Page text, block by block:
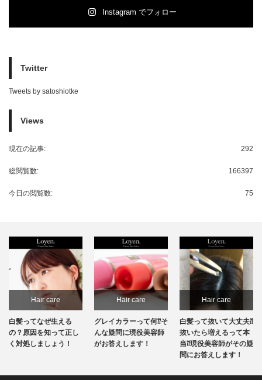
Instagram でフォロー
Twitter
Tweets by satoshiotke
Views
292
現在の記事:
166397
総閲覧数:
75
今日の閲覧数:
Hair care
白髪ってなぜ生える
の？原因を知って正し
く対処しましょう！
Hair care
グレイカラーって何⁇そ
んな疑問に現役美容師
がお答えします！
Hair care
白髪って抜いて大丈夫⁇
抜いたら増えるって本
当⁇現役美容師がその疑
問にお答えします！